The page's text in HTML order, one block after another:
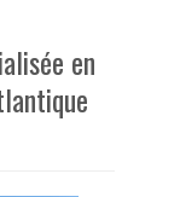
en